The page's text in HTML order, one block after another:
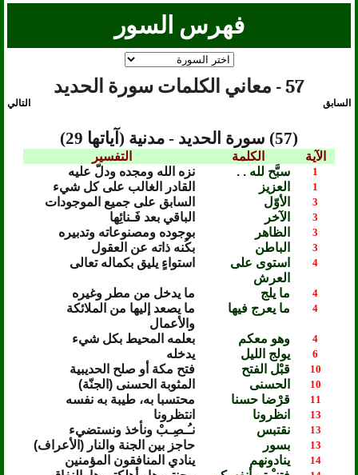
فهرس السور
57 - معاني الكلمات سورة الحديد
التالي السابق
(57) سورة الحديد - مدنية (آياتها 29)
الآية الكلمة التفسير
1 سبَّح لله . . نزه الله ومجده ودلّ عليه
1 العزيز القادر الغالب على كل شيء
3 الأوّل السابق على جميع الموجودات
3 الآخر الباقي بعد فَـنائِها
3 الظاهر بوجوده ومصنوعاته وتدبيره
3 الباطن بكُنه ذاته عن العقول
4
استوى على
العرش
استواءٍ يليق بكماله تعالى
4 ما يلج ما يدخل من مطر وغيره
4 ما يعرج فيها
ما يصعد إليها من الملائكة
والأعمال
4 وهو معكم بعلمه المحيط بكل شيء
6 يولج الليل يدخله
10 قبْل الفتح فتح مكة أو صلح الحديبية
10 الحسنى المثوبة الحسنى (الجنّة)
11 قرْضا حسنا محتسبا به، طيبة به نفسه
13 انظرونا انتظرونا
13 نقتبس نـُـصِـبْ ونأخذ ونستضيء
13 بسور حاجز بين الجنة والنار (الأعراف)
14 ينادونهم ينادي المنافقون المؤمنين